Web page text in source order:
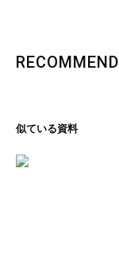
RECOMMEND
似ている資料